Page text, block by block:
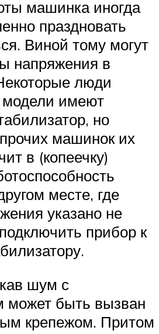
машинка иногда
праздновать
Виной тому могут
напряжения в
люди
имеют
но
машинок их
в (копеечку)
месте, где
указано не
прибор к
шум с
может быть вызван
крепежом. Притом